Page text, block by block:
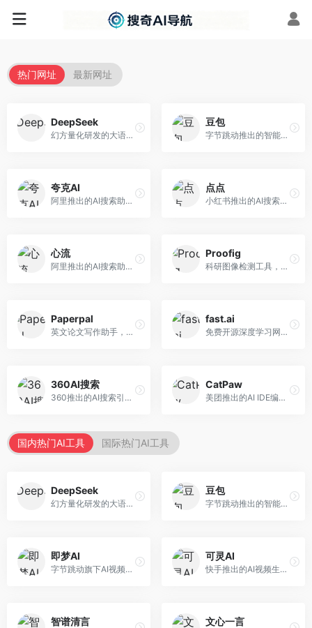
热门网址 最新网址
DeepSeek
幻方量化研发的大语言模型平台，专注于深度推理和代码生成能力。面向开发者、研究人员和技术爱好者，提供强大的逻辑推理和数学计算功能，开源生态完善，API接口友好。
豆包
字节跳动推出的智能对话助手平台，提供文本创作、知识问答、英语学习等多种AI服务。面向普通用户和内容创作者，支持多轮对话和文件解析，免费使用，响应速度快，中文理解能力强。
夸克AI
阿里推出的AI搜索助手，整合搜索与AI功能。面向年轻用户，提供智能搜索、文档处理、学习辅助等服务，与夸克生态深度整合。
点点
小红书推出的AI搜索应用，专注于生活方式内容搜索。面向小红书用户，提供生活攻略、消费决策、内容推荐等服务，生活方式内容丰富。
心流
阿里推出的AI搜索助手，专注于智能信息获取。面向普通用户，提供智能搜索、内容整理、知识问答等服务，与阿里生态深度整合。
Proofig
科研图像检测工具，专注于学术图像完整性验证。面向科研人员，提供图像检测、重复分析、报告生成等服务，学术检测专业。
Paperpal
英文论文写作助手，专注于学术英语润色。面向需要发表国际期刊的研究者，提供语法检查、学术表达优化、格式规范等服务，英语表达地道专业。
fast.ai
免费开源深度学习网站，专注于实用AI教学。面向开发者，提供免费深度学习课程、实战项目、代码库等资源，学习门槛低。
360AI搜索
360推出的AI搜索引擎，专注于安全智能搜索。面向普通用户，提供智能问答、网页搜索、内容整理等服务，安全防护能力强。
CatPaw
美团推出的AI IDE编程工具，专注于本地开发生态。面向开发者，提供智能代码补全、代码生成、项目管理等服务，本地开发体验好。
国内热门AI工具 国际热门AI工具
DeepSeek
幻方量化研发的大语言模型平台，专注于深度推理和代码生成能力。面向开发者、研究人员和技术爱好者，提供强大的逻辑推理和数学计算功能，开源生态完善，API接口友好。
豆包
字节跳动推出的智能对话助手平台，提供文本创作、知识问答、英语学习等多种AI服务。面向普通用户和内容创作者，支持多轮对话和文件解析，免费使用，响应速度快，中文理解能力强。
即梦AI
字节跳动旗下AI视频创作平台，支持多模态内容生成。面向内容创作者和营销人员，提供文生视频、图生视频、智能剪辑等功能，中文理解能力强，创作效率高。
可灵AI
快手推出的AI视频生成平台，支持文生视频和图生视频，可生成长达2分钟的高质量视频内容。面向短视频创作者和营销人员，操作简便，生成效果逼真，适合商业推广和创意表达。
智谱清言 文心一言